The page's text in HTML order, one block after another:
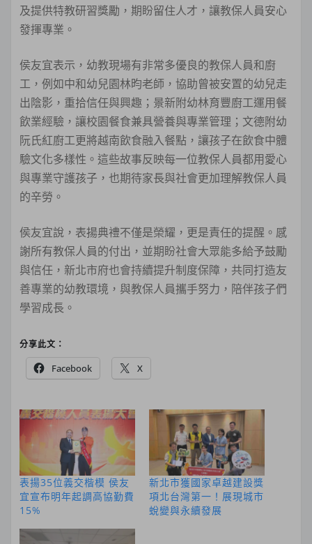
及提供特教研習獎勵，期盼留住人才，讓教保人員安心
發揮專業。
侯友宜表示，幼教現場有非常多優良的教保人員和廚
工，例如中和幼兒園林昀老師，協助曾被安置的幼兒走
出陰影，重拾信任與興趣；景新附幼林育豐廚工運用餐
飲業經驗，讓校園餐食兼具營養與專業管理；文德附幼
阮氏紅廚工更將越南飲食融入餐點，讓孩子在飲食中體
驗文化多樣性。這些故事反映每一位教保人員都用愛心
與專業守護孩子，也期待家長與社會更加理解教保人員
的辛勞。
侯友宜說，表揚典禮不僅是榮耀，更是責任的提醒。感
謝所有教保人員的付出，並期盼社會大眾能多給予鼓勵
與信任，新北市府也會持續提升制度保障，共同打造友
善專業的幼教環境，與教保人員攜手努力，陪伴孩子們
學習成長。
分享此文：
Facebook X
表揚35位義交楷模 侯友
宜宣布明年起調高協勤費
15%
新北市獲國家卓越建設獎
項北台灣第一！展現城市
蛻變與永續發展